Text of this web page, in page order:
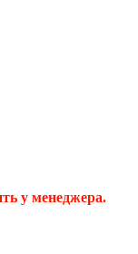
у менеджера.